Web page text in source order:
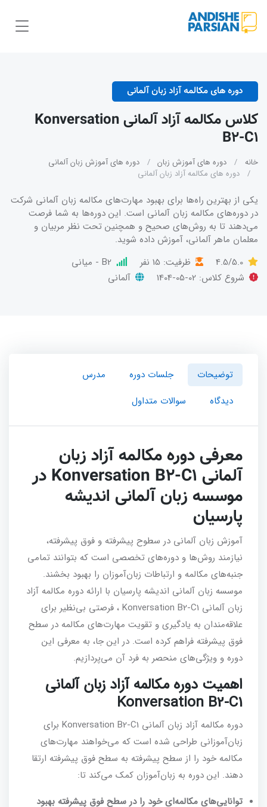
دوره های مکالمه آزاد زبان آلمانی
کلاس مکالمه آزاد آلمانی Konversation
B2-C1
خانه دوره های آموزش زبان
دوره های آموزش زبان آلمانی
دوره های مکالمه آزاد زبان آلمانی
یکی از بهترین راه‌ها برای بهبود مهارت‌های مکالمه زبان آلمانی شرکت
در دوره‌های مکالمه زبان آلمانی است. این دوره‌ها به شما فرصت
می‌دهند تا به روش‌های صحیح و همچنین تحت نظر مربیان و
معلمان ماهر آلمانی، آموزش داده شوید.
4.5/5.0
ظرفیت: 15 نفر
B2 - میانی
شروع کلاس: 1404-05-02 آلمانی
توضیحات جلسات دوره
مدرس
دیدگاه
سوالات متداول
معرفی دوره مکالمه آزاد زبان
آلمانی Konversation B2-C1 در
موسسه زبان آلمانی اندیشه
پارسیان
آموزش زبان آلمانی در سطوح پیشرفته و فوق پیشرفته،
نیازمند روش‌ها و دوره‌های تخصصی است که بتوانند تمامی
جنبه‌های مکالمه و ارتباطات زبان‌آموزان را بهبود بخشند.
موسسه زبان آلمانی اندیشه پارسیان با ارائه دوره مکالمه آزاد
زبان آلمانی Konversation B2-C1 ، فرصتی بی‌نظیر برای
علاقه‌مندان به یادگیری و تقویت مهارت‌های مکالمه در سطح
فوق پیشرفته فراهم کرده است. در این جا، به معرفی این
دوره و ویژگی‌های منحصر به فرد آن می‌پردازیم.
اهمیت دوره مکالمه آزاد زبان آلمانی
Konversation B2-C1
دوره مکالمه آزاد زبان آلمانی Konversation B2-C1 برای
زبان‌آموزانی طراحی شده است که می‌خواهند مهارت‌های
مکالمه خود را از سطح پیشرفته به سطح فوق پیشرفته ارتقا
دهند. این دوره به زبان‌آموزان کمک می‌کند تا:
توانایی‌های مکالمه‌ای خود را در سطح فوق پیشرفته بهبود